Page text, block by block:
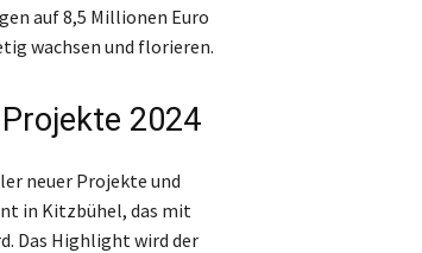
auf 8,5 Millionen Euro
wachsen und florieren.
2024
neuer Projekte und
in Kitzbühel, das mit
Das Highlight wird der